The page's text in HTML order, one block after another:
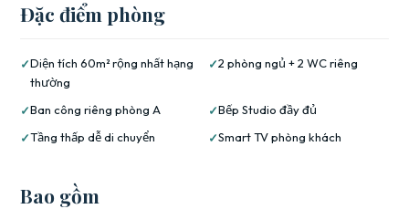
Đặc điểm phòng
Diện tích 60m² rộng nhất hạng
thường
2 phòng ngủ + 2 WC riêng
Ban công riêng phòng A
Bếp Studio đầy đủ
Tầng thấp dễ di chuyển
Smart TV phòng khách
Bao gồm